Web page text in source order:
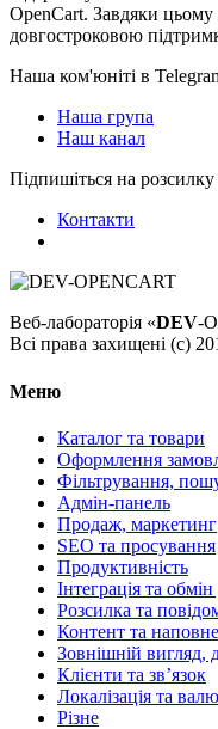
OpenCart. Завдяки цьому
довгостроковою
Наша ком'юніті в
Наша група
Наш канал
Підпишіться на
Контакти
Веб-лабораторія «DEV-
Всі права захищені (с)
Меню
Каталог та товари
Оформлення
Фільтрування,
Адмін-панель
Продаж, маркетинг
SEO та просування
Продуктивність
Інтеграція та
Розсилка та
Контент та
Зовнішній вигляд,
Клієнти та звʼязок
Локалізація та
Різне